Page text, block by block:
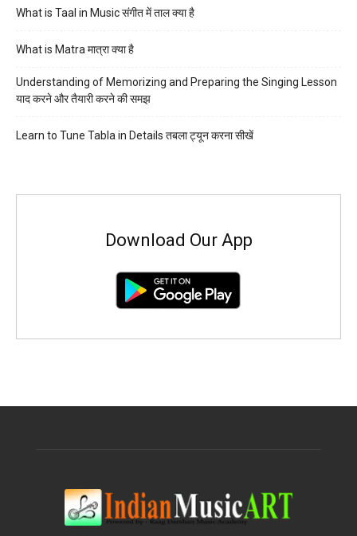
What is Taal in Music संगीत में ताल क्या है
What is Matra मात्रा क्या है
Understanding of Memorizing and Preparing the Singing Lesson
याद करने और तैयारी करने की समझ
Learn to Tune Tabla in Details तबला ट्यून करना सीखें
Download Our App